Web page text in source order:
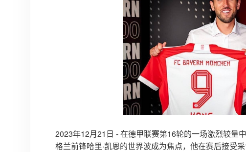
2023年12月21日 - 在德甲联赛第16轮的一场激烈较量
格兰前锋哈里·凯恩的世界波成为焦点，他在赛后接受